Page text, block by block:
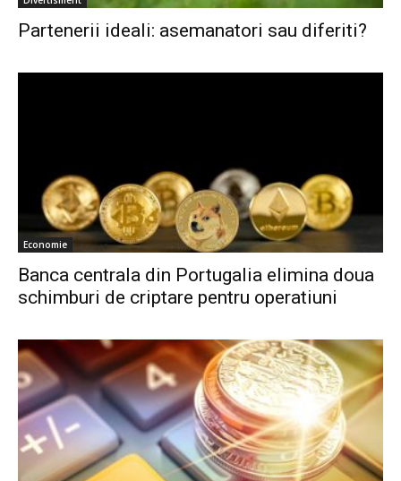
Partenerii ideali: asemanatori sau diferiti?
Economie
Banca centrala din Portugalia elimina doua
schimburi de criptare pentru operatiuni